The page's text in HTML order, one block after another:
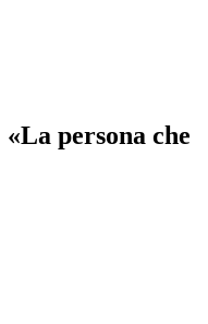
persona che